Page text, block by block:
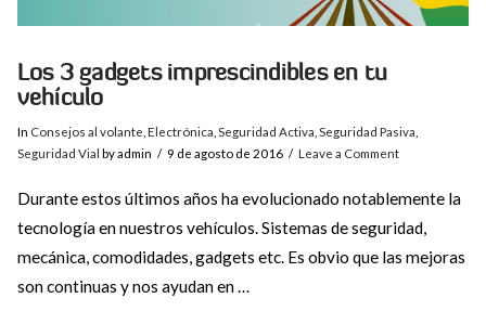
Los 3 gadgets imprescindibles en tu
vehículo
In Consejos al volante Electrónica Seguridad Activa Seguridad Pasiva
Seguridad Vial
by admin 9 de agosto de 2016 Leave a Comment
Durante estos últimos años ha evolucionado notablemente la
tecnología en nuestros vehículos. Sistemas de seguridad,
mecánica, comodidades, gadgets etc. Es obvio que las mejoras
son continuas y nos ayudan en …